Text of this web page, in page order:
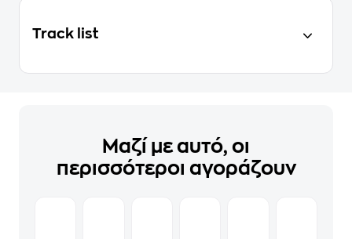
Track list
Μαζί με αυτό, οι
περισσότεροι αγοράζουν